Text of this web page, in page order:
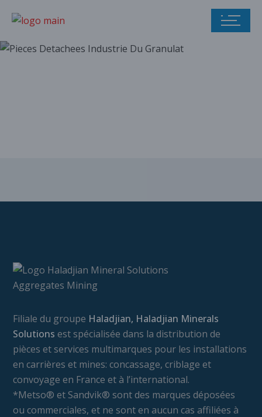
Filiale du groupe Haladjian, Haladjian Minerals
Solutions est spécialisée dans la distribution de
pièces et services multimarques pour les installations
en carrières et mines: concassage, criblage et
convoyage en France et à l’international.
*Metso® et Sandvik® sont des marques déposées
ou commerciales, et ne sont en aucun cas affiliées à